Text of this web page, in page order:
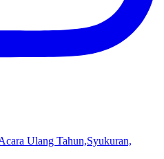
Ulang Tahun,Syukuran,